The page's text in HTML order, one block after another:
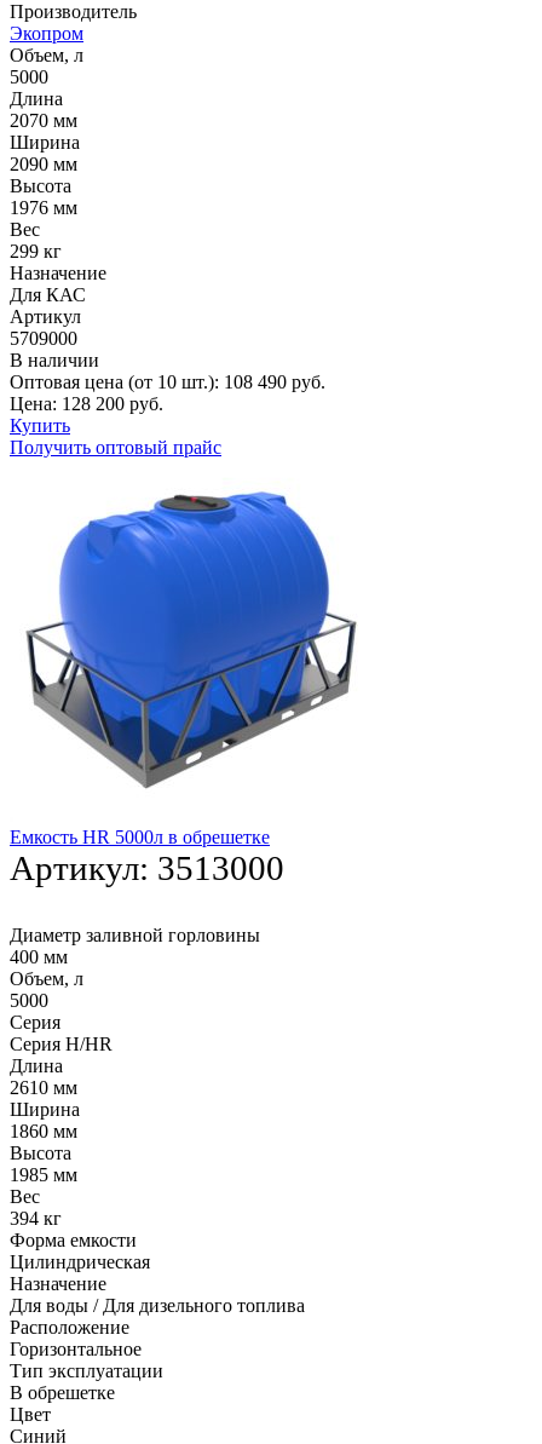
Производитель
Экопром
Объем, л
5000
Длина
2070 мм
Ширина
2090 мм
Высота
1976 мм
Вес
299 кг
Назначение
Для КАС
Артикул
5709000
В наличии
Оптовая цена (от 10 шт.): 108 490 руб.
Цена: 128 200 руб.
Купить
Получить оптовый прайс
Емкость HR 5000л в обрешетке
Артикул: 3513000
Диаметр заливной горловины
400 мм
Объем, л
5000
Серия
Серия H/HR
Длина
2610 мм
Ширина
1860 мм
Высота
1985 мм
Вес
394 кг
Форма емкости
Цилиндрическая
Назначение
Для воды / Для дизельного топлива
Расположение
Горизонтальное
Тип эксплуатации
В обрешетке
Цвет
Синий